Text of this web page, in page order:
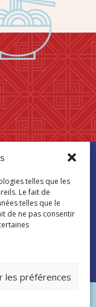
telles que les
Le fait de
telles que le
de ne pas consentir
les préférences